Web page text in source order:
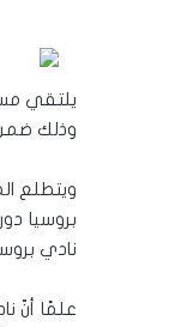
وذلك ضمن
نادي
علمًا أنّ